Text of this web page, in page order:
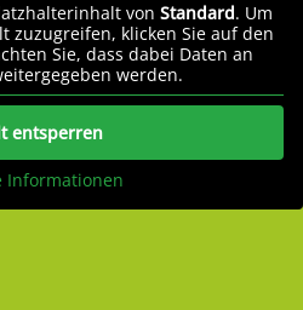
von Standard. Um
zuzugreifen, klicken Sie auf den
Sie, dass dabei Daten an
werden.
entsperren
Informationen